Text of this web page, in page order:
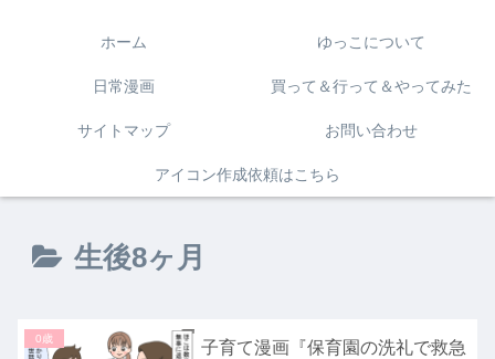
ホーム ゆっこについて
日常漫画 買って＆行って＆やってみた
サイトマップ お問い合わせ
アイコン作成依頼はこちら
生後8ヶ月
0歳
子育て漫画『保育園の洗礼で救急